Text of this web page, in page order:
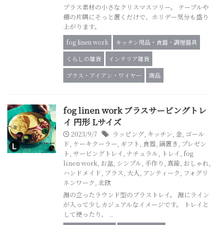
ブラス素材の小さなクリスマスツリー。 テーブルや
棚の片隅にそっと置くだけで、ホリデー気分も盛り
上がります。
fog linen work
キッチン用品・食器・調理器具
くらしの雑貨
インテリア雑貨
ブラス・アイアン・ワイヤー
商品
fog linen work ブラスサービングトレ
イ 円形 Lサイズ
2023/9/7 ラッピング, キッチン, 金, ゴール
ド, ケーキクーラー, ギフト, 食器, 鍋置き, プレゼン
ト, サービングトレイ , ナチュラル, トレイ , fog
linen work, お盆, シンプル, 手作り , 真鍮, おしゃれ,
ハンドメイド, ブラス, 大人, アンティーク, フォグリ
ネンワーク, 北欧
淵の立ったラウンド型のブラストレイ。 淵にライン
が入って少しカジュアルなイメージです。 トレイと
して使ったり、 ...